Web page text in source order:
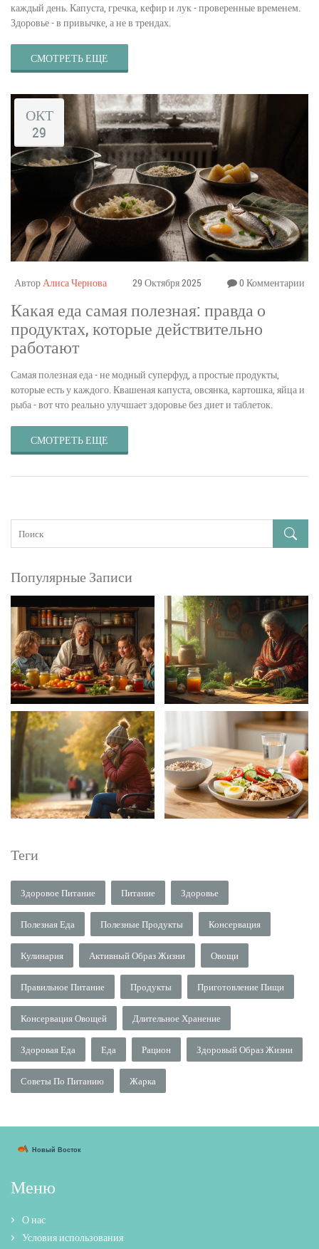
каждый день. Капуста, гречка, кефир и лук - проверенные временем.
Здоровье - в привычке, а не в трендах.
СМОТРЕТЬ ЕЩЕ
ОКТ
29
АвторАлиса Чернова 29 Октября 2025 0 Комментарии
Какая еда самая полезная: правда о
продуктах, которые действительно
работают
Самая полезная еда - не модный суперфуд, а простые продукты,
которые есть у каждого. Квашеная капуста, овсянка, картошка, яйца и
рыба - вот что реально улучшает здоровье без диет и таблеток.
СМОТРЕТЬ ЕЩЕ
Популярные Записи
Теги
Здоровое Питание Питание Здоровье
Полезная Еда Полезные Продукты Консервация
Кулинария Активный Образ Жизни Овощи
Правильное Питание Продукты Приготовление Пищи
Консервация Овощей Длительное Хранение
Здоровая Еда Еда Рацион Здоровый Образ Жизни
Советы По Питанию Жарка
Меню
О нас
Условия использования